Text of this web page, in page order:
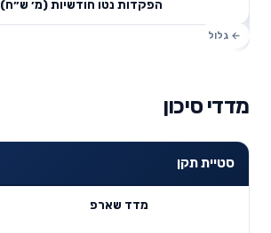
הפקדות נטו חודשיות (מ׳ ש״ח)
מדדי סיכון
סטיית תקן
מדד שארפ